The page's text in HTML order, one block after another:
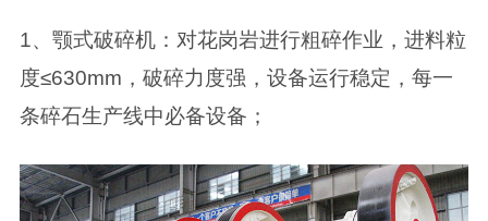
1、颚式破碎机：对花岗岩进行粗碎作业，进料粒
度≤630mm，破碎力度强，设备运行稳定，每一
条碎石生产线中必备设备；